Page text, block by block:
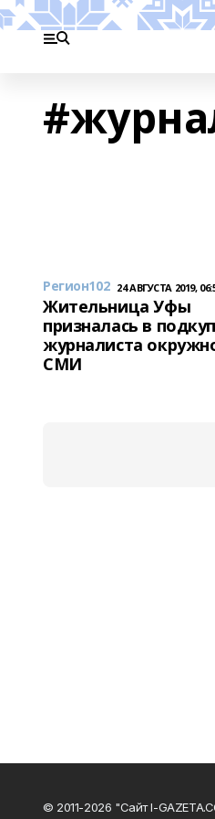
Регион102 24 АВГУСТА 2019,
Жительница Уфы
призналась в
журналиста
СМИ
© 2011-2026 "Сайт I-